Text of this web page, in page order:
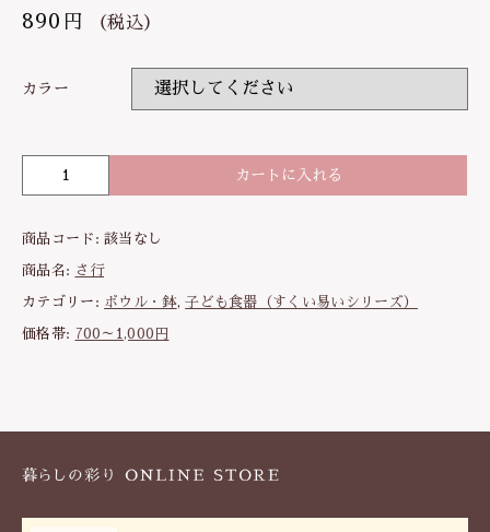
890 円 （税込）
カラー
く
や
す
ウ
|
1
.
カートに入れる
商品コード:該当なし
商品名: さ行
カテゴリー: ボウル・鉢 ,子ども食器（すくい易いシリーズ）
価格帯: 700～1,000円